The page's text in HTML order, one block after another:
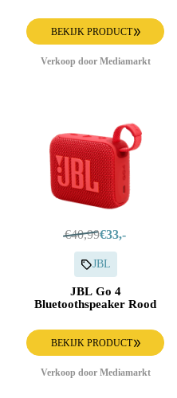
BEKIJK PRODUCT
Verkoop door Mediamarkt
€40,99€33,-
JBL
JBL Go 4
Bluetoothspeaker Rood
BEKIJK PRODUCT
Verkoop door Mediamarkt